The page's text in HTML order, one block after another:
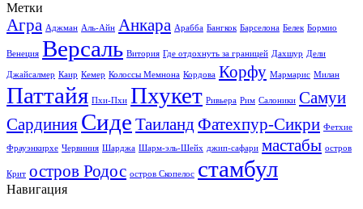
Метки
Агра Аджман Аль-Айн Анкара Арабба Бангкок Барселона Белек Бормио
Венеция Версаль Витория Где отдохнуть за границей Дахшур Дели
Джайсалмер Каир Кемер Колоссы Мемнона Кордова Корфу Мармарис Милан
Паттайя Пхи-Пхи Пхукет Ривьера Рим Салоники Самуи
Сардиния Сиде ТаиландФатехпур-Сикри Фетхие
Фрауэнкирхе Червиния Шарджа Шарм-эль-Шейх джип-сафари мастабы остров
Крит остров Родос остров Скопелос стамбул
Навигация